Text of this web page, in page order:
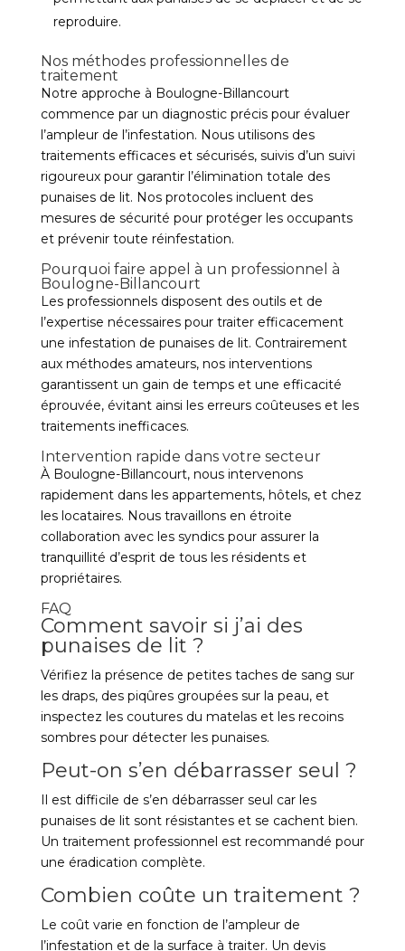
reproduire.
Nos méthodes professionnelles de
traitement
Notre approche à Boulogne-Billancourt
commence par un diagnostic précis pour évaluer
l’ampleur de l’infestation. Nous utilisons des
traitements efficaces et sécurisés, suivis d’un suivi
rigoureux pour garantir l’élimination totale des
punaises de lit. Nos protocoles incluent des
mesures de sécurité pour protéger les occupants
et prévenir toute réinfestation.
Pourquoi faire appel à un professionnel à
Boulogne-Billancourt
Les professionnels disposent des outils et de
l’expertise nécessaires pour traiter efficacement
une infestation de punaises de lit. Contrairement
aux méthodes amateurs, nos interventions
garantissent un gain de temps et une efficacité
éprouvée, évitant ainsi les erreurs coûteuses et les
traitements inefficaces.
Intervention rapide dans votre secteur
À Boulogne-Billancourt, nous intervenons
rapidement dans les appartements, hôtels, et chez
les locataires. Nous travaillons en étroite
collaboration avec les syndics pour assurer la
tranquillité d’esprit de tous les résidents et
propriétaires.
FAQ
Comment savoir si j’ai des
punaises de lit ?
Vérifiez la présence de petites taches de sang sur
les draps, des piqûres groupées sur la peau, et
inspectez les coutures du matelas et les recoins
sombres pour détecter les punaises.
Peut-on s’en débarrasser seul ?
Il est difficile de s’en débarrasser seul car les
punaises de lit sont résistantes et se cachent bien.
Un traitement professionnel est recommandé pour
une éradication complète.
Combien coûte un traitement ?
Le coût varie en fonction de l’ampleur de
l’infestation et de la surface à traiter. Un devis